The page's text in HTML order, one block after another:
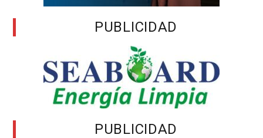
PUBLICIDAD
PUBLICIDAD